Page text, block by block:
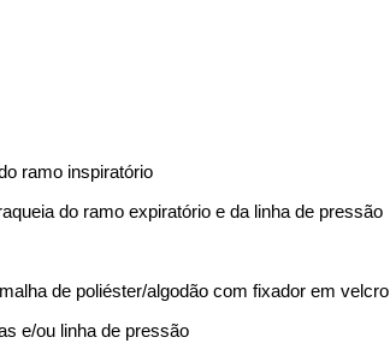
ramo inspiratório
do ramo expiratório e da linha de pressão
de poliéster/algodão com fixador em velcro
e/ou linha de pressão